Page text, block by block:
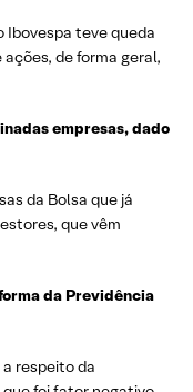
Ibovespa teve queda
de forma geral,
empresas, dado
da Bolsa que já
que vêm
da Previdência
respeito da